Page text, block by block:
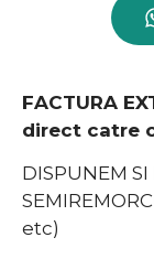
FACTURA
direct catre
DISPUNEM
etc)